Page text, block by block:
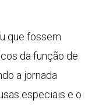
que fossem
da função de
a jornada
especiais e o